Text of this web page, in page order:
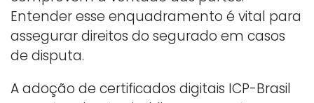
Entender esse enquadramento é vital para
assegurar direitos do segurado em casos
de disputa.
A adoção de certificados digitais ICP-Brasil